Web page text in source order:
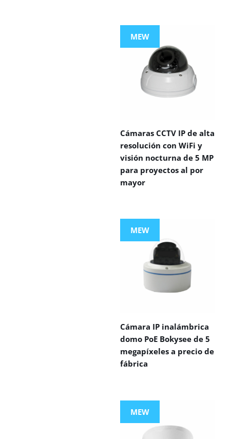
MEW
Cámaras CCTV IP de alta
resolución con WiFi y
visión nocturna de 5 MP
para proyectos al por
mayor
MEW
Cámara IP inalámbrica
domo PoE Bokysee de 5
megapíxeles a precio de
fábrica
MEW